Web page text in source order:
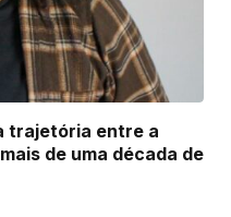
trajetória entre a
de uma década de